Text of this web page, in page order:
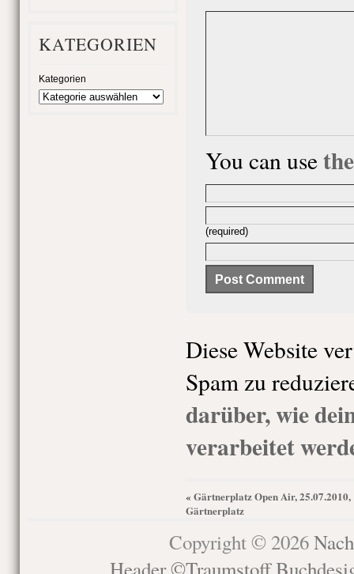
KATEGORIEN
Kategorien
You can use
(required)
Diese Website
Spam zu
darüber, wie
verarbeitet
« Gärtnerplatz Open Air, 25.07.2010,
Gärtnerplatz
Copyright © 2026